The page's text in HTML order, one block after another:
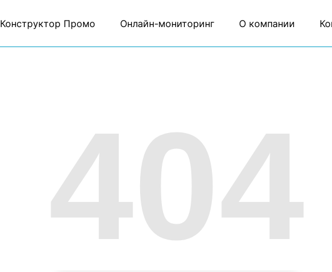
Конструктор Промо Онлайн-мониторинг О компании
404